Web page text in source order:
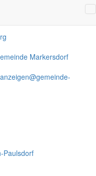
anzeigen@gemeinde-
Paulsdorf